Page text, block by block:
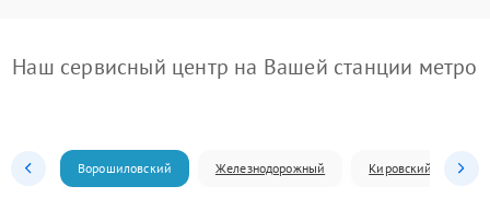
Наш сервисный центр на Вашей станции метро
Ворошиловский Железнодорожный Кировский